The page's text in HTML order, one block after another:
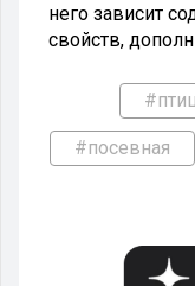
него зависит
свойств,
#посевная